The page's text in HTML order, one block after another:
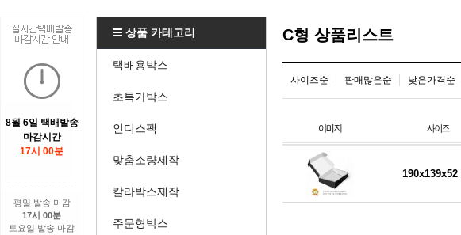
8월 6일 택배발송
마감시간
17시 00분
평일 발송 마감
17시 00분
토요일 발송 마감
상품 카테고리
택배용박스
초특가박스
인디스팩
맞춤소량제작
칼라박스제작
주문형박스
C형 상품리스트
사이즈순 판매많은순 낮은가격순
190x139x52